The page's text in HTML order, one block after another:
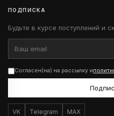
ПОДПИСКА
Будьте в курсе поступлений и
Согласен(на) на рассылку и
VK Telegram MAX